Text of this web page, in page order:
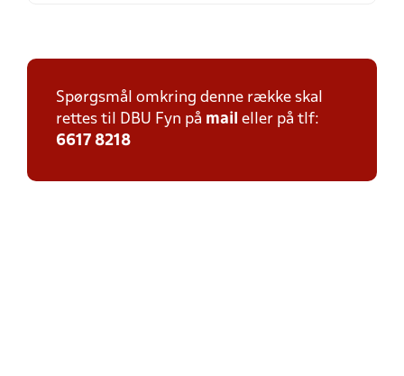
Spørgsmål omkring denne række skal
rettes til DBU Fyn på mail eller på tlf:
6617 8218